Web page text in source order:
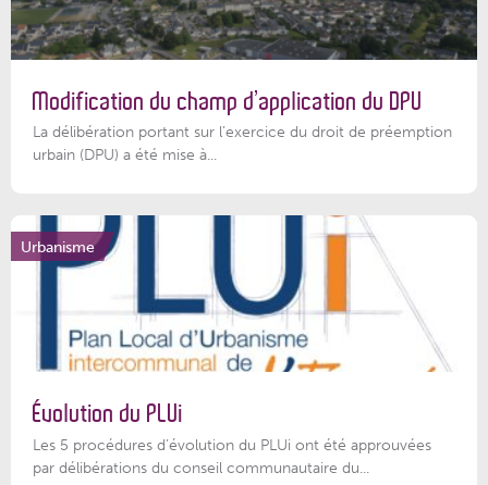
Modification du champ d’application du DPU
La délibération portant sur l’exercice du droit de préemption
urbain (DPU) a été mise à...
Urbanisme
Évolution du PLUi
Les 5 procédures d’évolution du PLUi ont été approuvées
par délibérations du conseil communautaire du...